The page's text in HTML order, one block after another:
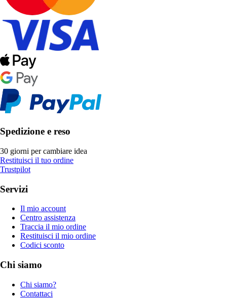
Spedizione e reso
30 giorni per cambiare idea
Restituisci il tuo ordine
Trustpilot
Servizi
Il mio account
Centro assistenza
Traccia il mio ordine
Restituisci il mio ordine
Codici sconto
Chi siamo
Chi siamo?
Contattaci